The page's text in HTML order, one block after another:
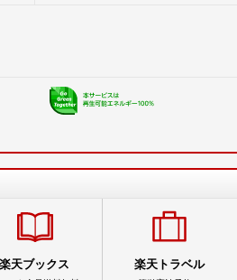
楽天ブックス 楽天トラベル